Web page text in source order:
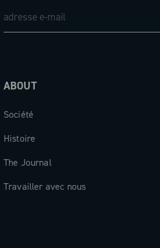
ABOUT
Société
Histoire
The Journal
Travailler avec nous